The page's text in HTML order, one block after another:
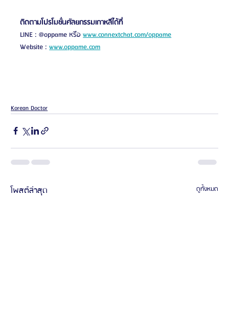
ติดตามโปรโมชั่นศัลยกรรมเกาหลีได้ที่
LINE : @oppame หรือ www.connextchat.com/oppame
Website : www.oppame.com
Korean Doctor
โพสต์ล่าสุด ดูทั้งหมด